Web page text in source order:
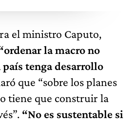
el ministro Caputo,
la macro no
tenga desarrollo
que “sobre los planes
tiene que construir la
“No es sustentable si